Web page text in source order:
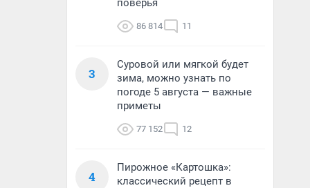
поверья
86 814 11
3
Суровой или мягкой будет
зима, можно узнать по
погоде 5 августа — важные
приметы
77 152 12
4
Пирожное «Картошка»:
классический рецепт в